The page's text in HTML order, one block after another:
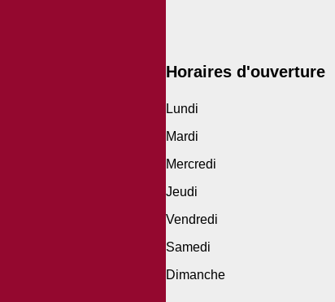
Horaires d'ouverture
Lundi
Mardi
Mercredi
Jeudi
Vendredi
Samedi
Dimanche